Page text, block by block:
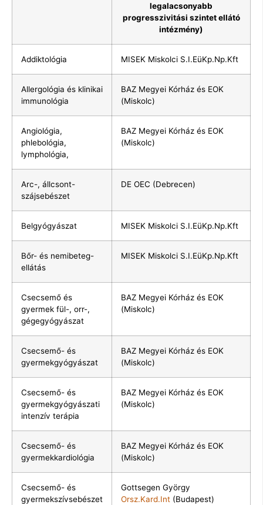
legalacsonyabb
progresszivitási szintet ellátó
intézmény)
Addiktológia MISEK Miskolci S.I.EüKp.Np.Kft
Allergológia és klinikai
immunológia
BAZ Megyei Kórház és EOK
(Miskolc)
Angiológia,
phlebológia,
lymphológia,
BAZ Megyei Kórház és EOK
(Miskolc)
Arc-, állcsont-
szájsebészet
DE OEC (Debrecen)
Belgyógyászat MISEK Miskolci S.I.EüKp.Np.Kft
Bőr- és nemibeteg-
ellátás
MISEK Miskolci S.I.EüKp.Np.Kft
Csecsemő és
gyermek fül-, orr-,
gégegyógyászat
BAZ Megyei Kórház és EOK
(Miskolc)
Csecsemő- és
gyermekgyógyászat
BAZ Megyei Kórház és EOK
(Miskolc)
Csecsemő- és
gyermekgyógyászati
intenzív terápia
BAZ Megyei Kórház és EOK
(Miskolc)
Csecsemő- és
gyermekkardiológia
BAZ Megyei Kórház és EOK
(Miskolc)
Csecsemő- és
gyermekszívsebészet
Gottsegen György
Orsz.Kard.Int (Budapest)